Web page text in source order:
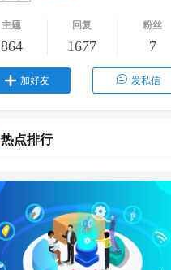
主题
864
回复
1677
粉丝
7
加好友 发私信
热点排行